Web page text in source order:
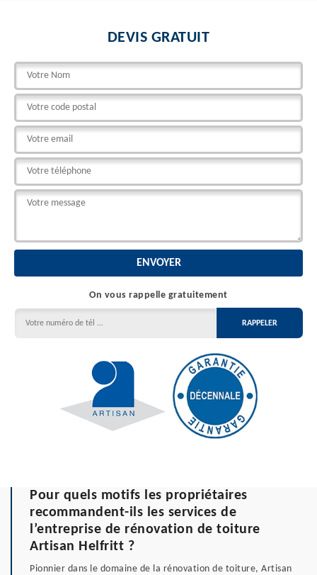
DEVIS GRATUIT
On vous rappelle gratuitement
Pour quels motifs les propriétaires
recommandent-ils les services de
l’entreprise de rénovation de toiture
Artisan Helfritt ?
Pionnier dans le domaine de la rénovation de toiture, Artisan